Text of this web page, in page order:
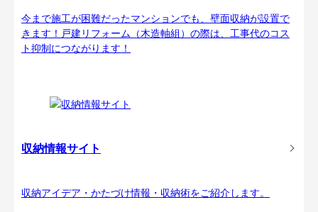
今まで施工が困難だったマンションでも、壁面収納が設置で
きます！戸建リフォーム（木造軸組）の際は、工事代のコス
ト抑制につながります！
収納情報サイト
収納アイデア・かたづけ情報・収納術をご紹介します。